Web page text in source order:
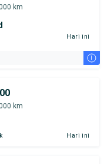
km
Hari ini
i
km
Hari ini